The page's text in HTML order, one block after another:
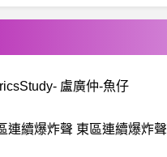
盧廣仲-魚仔
連續爆炸聲 東區連續爆炸聲